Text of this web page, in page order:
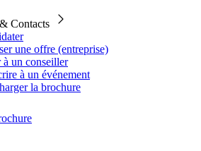
Contacts
une offre (entreprise)
à un conseiller
à un événement
la brochure